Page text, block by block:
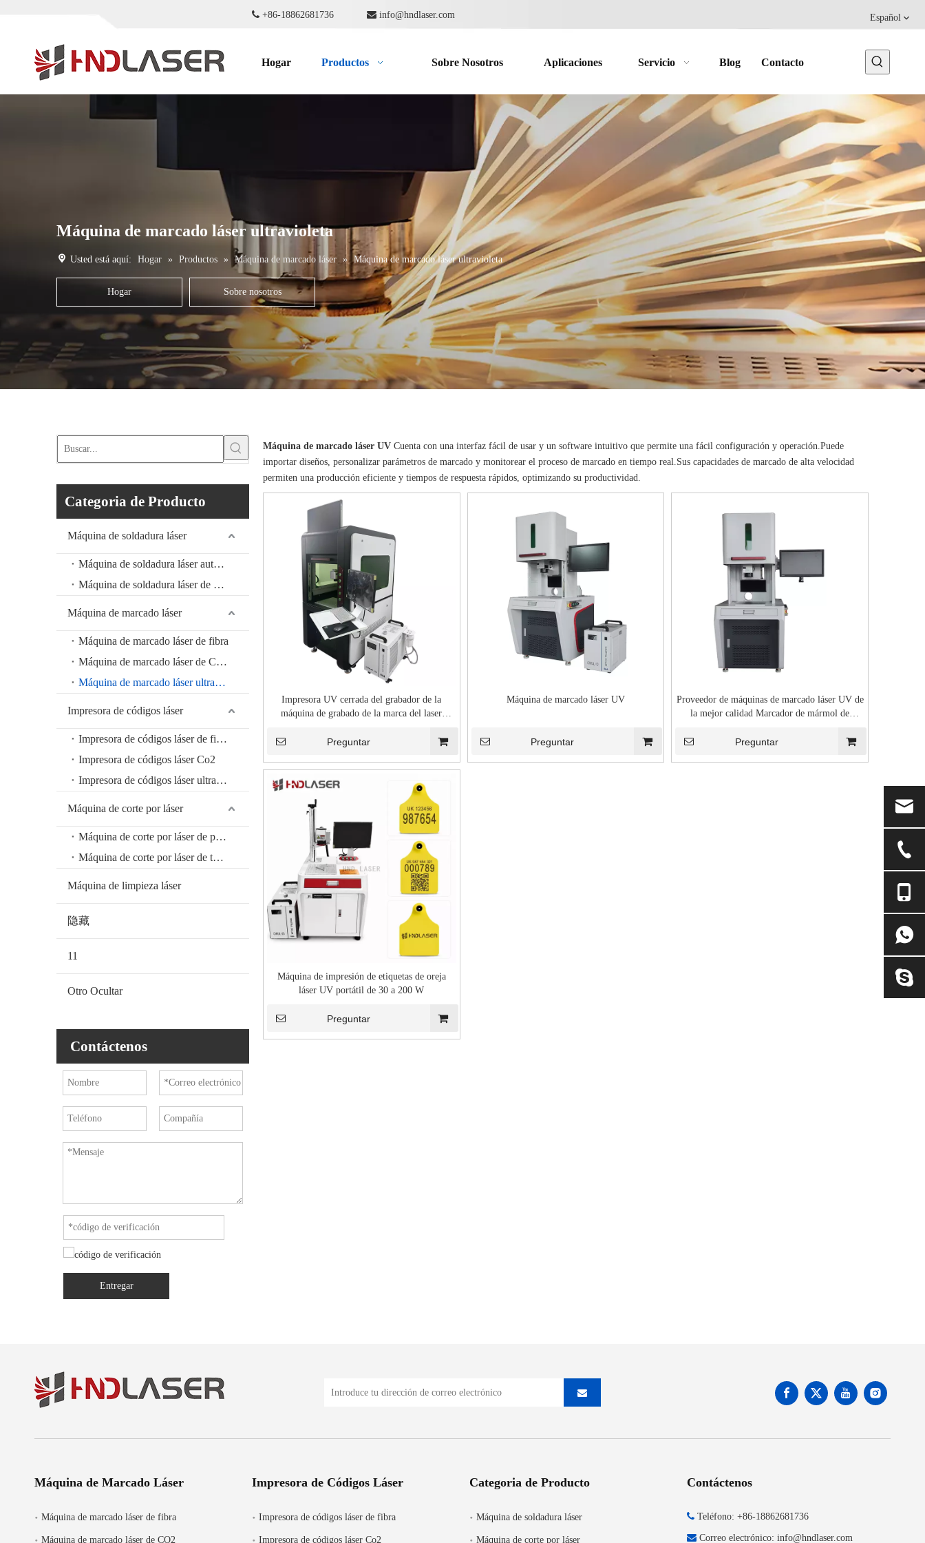
 +86-18862681736  info@hndlaser.com Español
Hogar Productos Sobre Nosotros Aplicaciones Servicio Blog Contacto
Máquina de marcado láser ultravioleta
Usted está aquí: Hogar » Productos » Máquina de marcado láser » Máquina de marcado láser ultravioleta
Hogar Sobre nosotros
Categoria de Producto
Máquina de soldadura láser
Máquina de soldadura láser automática
Máquina de soldadura láser de mano
Máquina de marcado láser
Máquina de marcado láser de fibra
Máquina de marcado láser de CO2
Máquina de marcado láser ultravioleta
Impresora de códigos láser
Impresora de códigos láser de fibra
Impresora de códigos láser Co2
Impresora de códigos láser ultravioleta
Máquina de corte por láser
Máquina de corte por láser de placas
Máquina de corte por láser de tubos
Máquina de limpieza láser
隐藏
11
Otro Ocultar
Contáctenos
Entregar
Máquina de marcado láser UV Cuenta con una interfaz fácil de usar y un software intuitivo que permite una fácil configuración y operación.Puede
importar diseños, personalizar parámetros de marcado y monitorear el proceso de marcado en tiempo real.Sus capacidades de marcado de alta velocidad
permiten una producción eficiente y tiempos de respuesta rápidos, optimizando su productividad.
Impresora UV cerrada del grabador de la
máquina de grabado de la marca del laser
Preguntar
Máquina de marcado láser UV
Preguntar
Proveedor de máquinas de marcado láser UV de
la mejor calidad Marcador de mármol de
Preguntar
Máquina de impresión de etiquetas de oreja
láser UV portátil de 30 a 200 W
Preguntar
Máquina de Marcado Láser
Máquina de marcado láser de fibra
Máquina de marcado láser de CO2
Impresora de Códigos Láser
Impresora de códigos láser de fibra
Impresora de códigos láser Co2
Categoria de Producto
Máquina de soldadura láser
Máquina de corte por láser
Contáctenos
 Teléfono: +86-18862681736
 Correo electrónico: info@hndlaser.com